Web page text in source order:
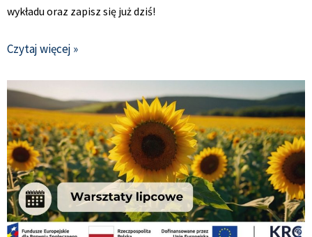
wykładu oraz zapisz się już dziś!
Czytaj więcej »